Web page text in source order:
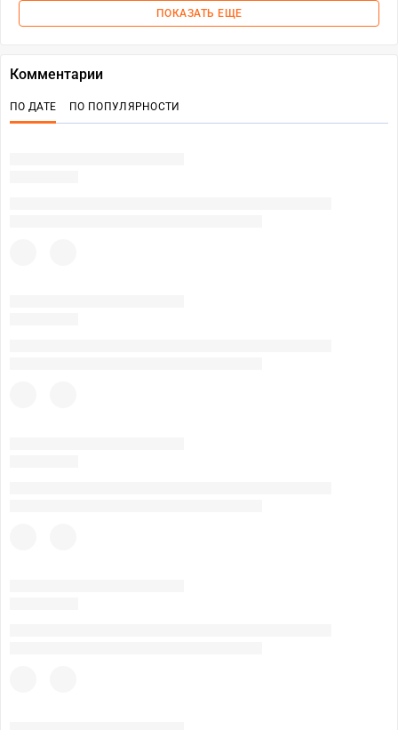
ПОКАЗАТЬ ЕЩЕ
Комментарии
ПО ДАТЕ ПО ПОПУЛЯРНОСТИ